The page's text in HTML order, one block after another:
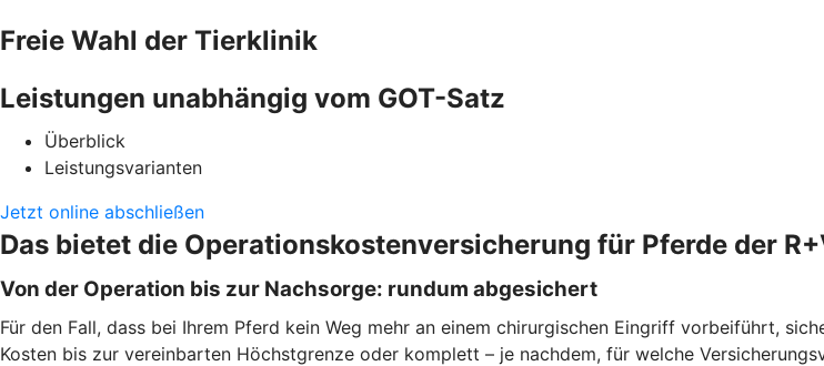
Freie Wahl der Tierklinik
Leistungen unabhängig vom GOT-Satz
Überblick
Leistungsvarianten
Jetzt online abschließen
Das bietet die Operationskostenversicherung für Pferde der
Von der Operation bis zur Nachsorge: rundum abgesichert
Für den Fall, dass bei Ihrem Pferd kein Weg mehr an einem chirurgischen Eingriff vorbeiführt,
Kosten bis zur vereinbarten Höchstgrenze oder komplett – je nachdem, für welche